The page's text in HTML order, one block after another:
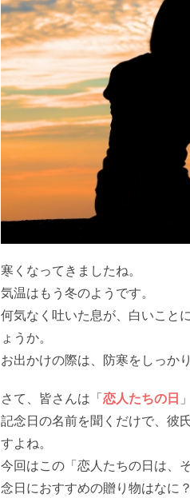
寒くなってきましたね。
気温はもう冬のようです。
何気なく吐いた息が、白いこと
ょうか。
お出かけの際は、防寒をしっか
さて、皆さんは「 恋人たちの日
記念日の名前を聞くだけで、彼
すよね。
今回はこの「恋人たちの日は、
念日におすすめの贈り物はなに